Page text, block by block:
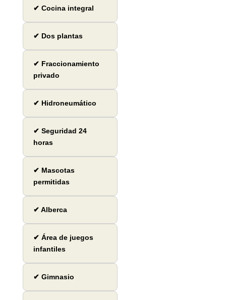
✔ Cocina integral
✔ Dos plantas
✔ Fraccionamiento
privado
✔ Hidroneumático
✔ Seguridad 24
horas
✔ Mascotas
permitidas
✔ Alberca
✔ Área de juegos
infantiles
✔ Gimnasio